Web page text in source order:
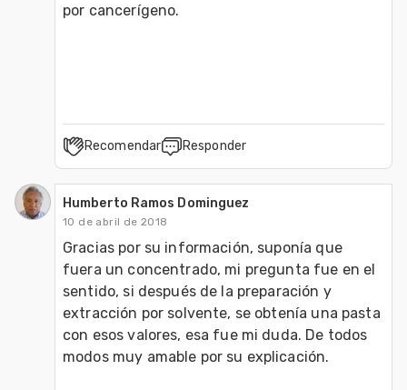
por cancerígeno.
Recomendar Responder
Humberto Ramos Dominguez
10 de abril de 2018
Gracias por su información, suponía que
fuera un concentrado, mi pregunta fue en el
sentido, si después de la preparación y
extracción por solvente, se obtenía una pasta
con esos valores, esa fue mi duda. De todos
modos muy amable por su explicación.